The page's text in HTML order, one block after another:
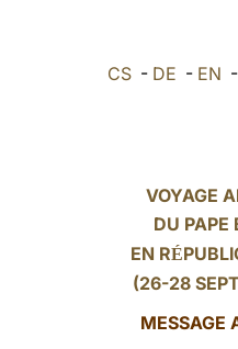
CS- DE - EN -
VOYAGE
DU PAPE
EN RÉ
(26-28
MESSAGE